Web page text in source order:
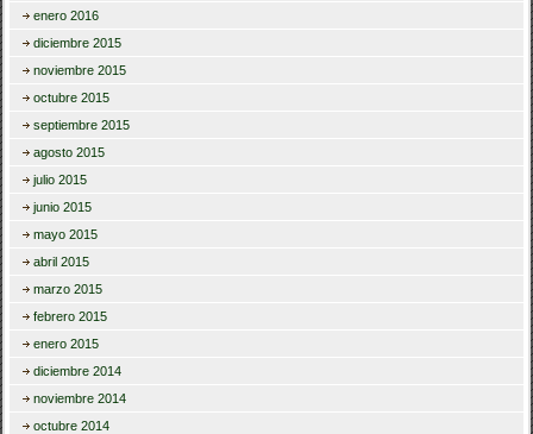
enero 2016
diciembre 2015
noviembre 2015
octubre 2015
septiembre 2015
agosto 2015
julio 2015
junio 2015
mayo 2015
abril 2015
marzo 2015
febrero 2015
enero 2015
diciembre 2014
noviembre 2014
octubre 2014